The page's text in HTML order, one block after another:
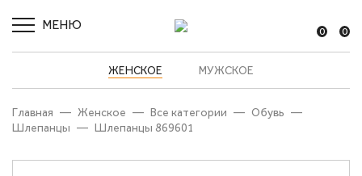
МЕНЮ 0 0
ЖЕНСКОЕ МУЖСКОЕ
Главная — Женское — Все категории — Обувь —
Шлепанцы — Шлепанцы 869601